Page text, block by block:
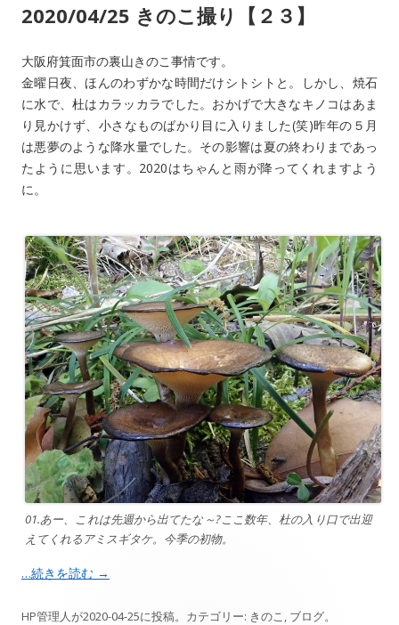
2020/04/25 きのこ撮り【２３】
大阪府箕面市の裏山きのこ事情です。
金曜日夜、ほんのわずかな時間だけシトシトと。しかし、焼石
に水で、杜はカラッカラでした。おかげで大きなキノコはあま
り見かけず、小さなものばかり目に入りました(笑)昨年の５月
は悪夢のような降水量でした。その影響は夏の終わりまであっ
たように思います。2020はちゃんと雨が降ってくれますよう
に。
01.あー、これは先週から出てたな～?ここ数年、杜の入り口で出迎
えてくれるアミスギタケ。今季の初物。
…続きを読む →
HP管理人が2020-04-25に投稿。カテゴリー: きのこ , ブログ。